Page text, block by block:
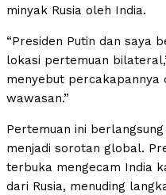
minyak Rusia oleh India.
“Presiden Putin dan saya
lokasi pertemuan
menyebut percakapannya
wawasan.”
Pertemuan ini
menjadi sorotan global.
terbuka mengecam India
dari Rusia, menuding